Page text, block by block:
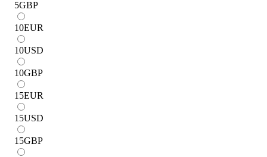
5GBP
10EUR
10USD
10GBP
15EUR
15USD
15GBP